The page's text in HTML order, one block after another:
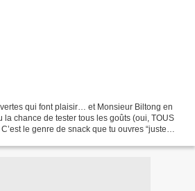
qui font plaisir… et Monsieur Biltong en
la chance de tester tous les goûts (oui, TOUS
le genre de snack que tu ouvres “juste